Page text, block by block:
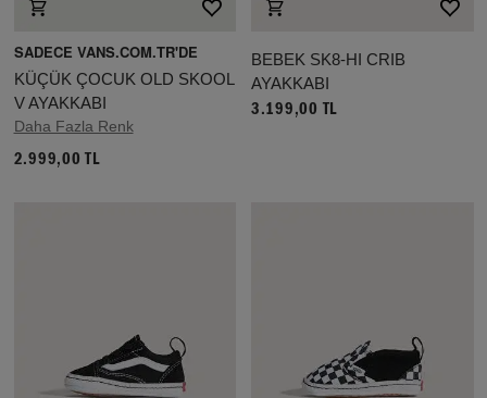
SADECE VANS.COM.TR'DE
KÜÇÜK ÇOCUK OLD SKOOL
V AYAKKABI
Daha Fazla Renk
2.999,00 TL
BEBEK SK8-HI CRIB
AYAKKABI
3.199,00 TL